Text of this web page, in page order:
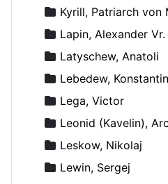
Kyrill, Patriarch von
Lapin, Alexander Vr.
Latyschew, Anatoli
Lebedew,
Lega, Victor
Leonid (Kavelin),
Leskow, Nikolaj
Lewin, Sergej